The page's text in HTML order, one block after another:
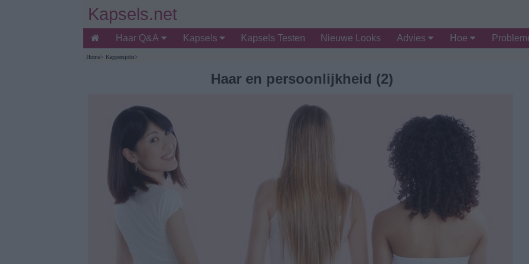
Kapsels.net
Haar Q&A Kapsels Kapsels Testen Nieuwe Looks Advies Hoe
Home> Kappersjobs>
Haar en persoonlijkheid (2)